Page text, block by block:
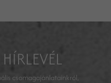
csomagajánlatainkról,